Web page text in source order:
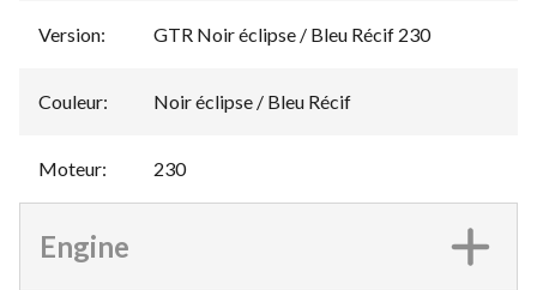
Version: GTR Noir éclipse / Bleu Récif 230
Couleur: Noir éclipse / Bleu Récif
Moteur: 230
Engine